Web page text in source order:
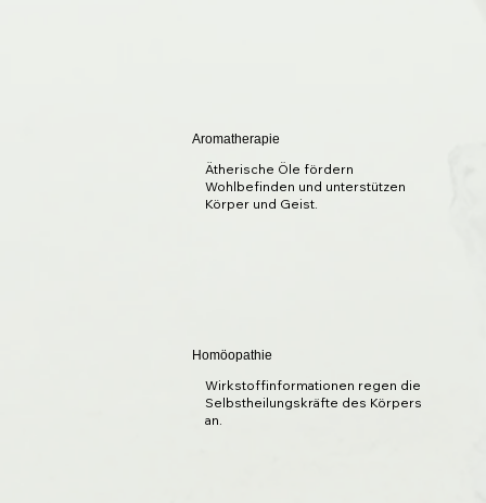
Aromatherapie
Ätherische Öle fördern
Wohlbefinden und unterstützen
Körper und Geist.
Homöopathie
Wirkstoffinformationen regen die
Selbstheilungskräfte des Körpers
an.